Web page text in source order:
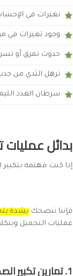
تغيرات في
وجود تغيرات في
حدوث تمزق أو
ترهل الثدي من
سرطان الغدد
بدائل عمليات
إذا كنت مهتمة
فإننا ننصحك بشدة
عمليات التجميل
1. تمارين تكبير الصدر وشده: